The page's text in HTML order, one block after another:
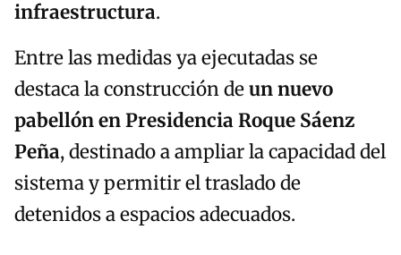
infraestructura.
Entre las medidas ya ejecutadas se
destaca la construcción deun nuevo
pabellón en Presidencia Roque Sáenz
Peña, destinado a ampliar la capacidad del
sistema y permitir el traslado de
detenidos a espacios adecuados.